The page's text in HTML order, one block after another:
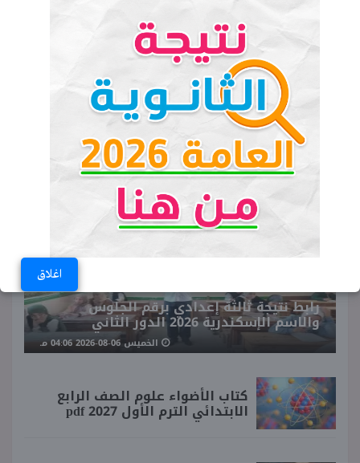
اغلاق
آخر موعد لتسجيل السمر كورس بجامعة
الأزهر 2026.. 5 مواد وضوابط التقديم
آخر موعد لسداد جدية حجز أراضي
مسكن 7 امتى؟
♥ ترند اليوم
رابط نتيجة ثالثة إعدادي برقم الجلوس
والاسم الإسكندرية 2026 الدور الثاني
الخميس 06-08-2026 04:06 مـ
كتاب الأضواء علوم الصف الرابع
الابتدائي الترم الأول 2027 pdf